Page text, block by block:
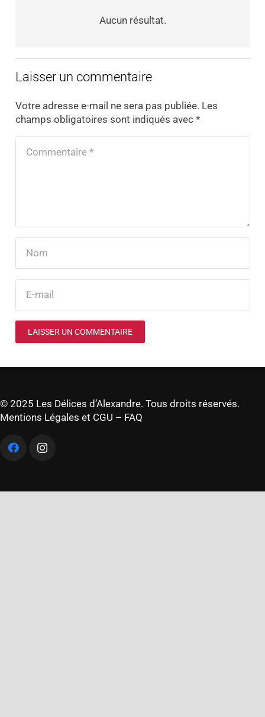
Aucun résultat.
Laisser un commentaire
Votre adresse e-mail ne sera pas publiée. Les
champs obligatoires sont indiqués avec *
LAISSER UN COMMENTAIRE
© 2025 Les Délices d’Alexandre. Tous droits réservés.
Mentions Légales et CGU – FAQ